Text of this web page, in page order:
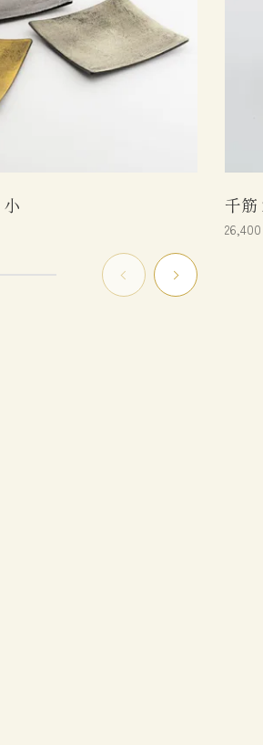
千筋